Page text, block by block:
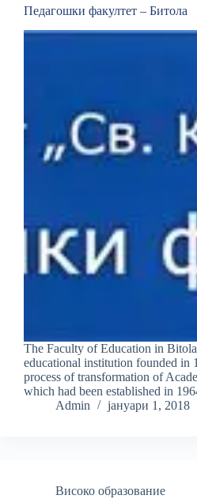
Педагошки факултет – Битола
The Faculty of Education in
educational institution founded in
process of transformation of
which had been established in
Admin
јануари 1, 2018
Високо образование